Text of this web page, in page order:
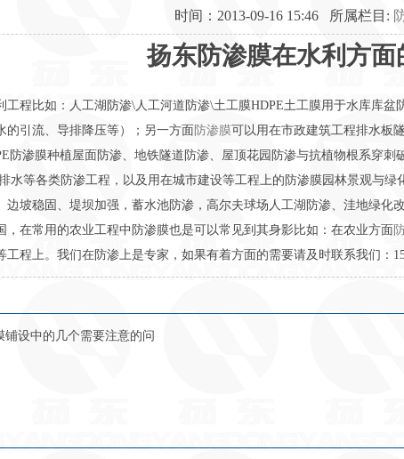
时间：2013-09-16 15:46 所属栏目:
扬东防渗膜在水利方面
工程比如：人工湖防渗\人工河道防渗\土工膜HDPE土工膜用于水库库
的引流、导排降压等）；另一方面 防渗膜可以用在市政建筑工程排水板
防渗膜种植屋面防渗、地铁隧道防渗、屋顶花园防渗与抗植物根系穿
水等各类防渗工程，以及用在城市建设等工程上的防渗膜园林景观与
边坡稳固、堤坝加强，蓄水池防渗，高尔夫球场人工湖防渗、洼地绿
，在常用的农业工程中防渗膜也是可以常见到其身影比如：在农业方面
程上。我们在防渗上是专家，如果有着方面的需要请及时联系我们：
铺设中的几个需要注意的问